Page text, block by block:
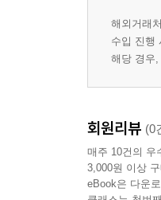
해외거래
수입 진행
해당 경우
회원리뷰 (0
매주 10건의 우
3,000원 이상
eBook은 다운